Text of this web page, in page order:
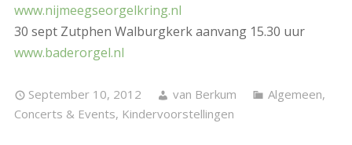
www.nijmeegseorgelkring.nl
30 sept Zutphen Walburgkerk aanvang 15.30 uur
www.baderorgel.nl
September 10, 2012 van Berkum Algemeen,
Concerts & Events, Kindervoorstellingen